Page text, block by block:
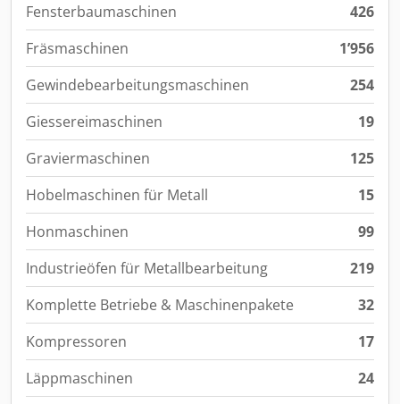
Fensterbaumaschinen
426
Fräsmaschinen
1’956
Gewindebearbeitungsmaschinen
254
Giessereimaschinen
19
Graviermaschinen
125
Hobelmaschinen für Metall
15
Honmaschinen
99
Industrieöfen für Metallbearbeitung
219
Komplette Betriebe & Maschinenpakete
32
Kompressoren
17
Läppmaschinen
24